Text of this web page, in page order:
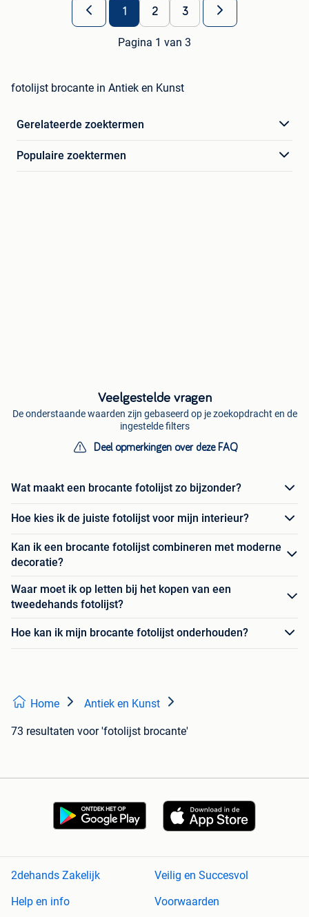
1 2 3
Pagina 1 van 3
fotolijst brocante in Antiek en Kunst
Gerelateerde zoektermen
Populaire zoektermen
Veelgestelde vragen
De onderstaande waarden zijn gebaseerd op je zoekopdracht en de
ingestelde filters
Deel opmerkingen over deze FAQ
Wat maakt een brocante fotolijst zo bijzonder?
Hoe kies ik de juiste fotolijst voor mijn interieur?
Kan ik een brocante fotolijst combineren met moderne
decoratie?
Waar moet ik op letten bij het kopen van een
tweedehands fotolijst?
Hoe kan ik mijn brocante fotolijst onderhouden?
Home Antiek en Kunst
73 resultaten voor 'fotolijst brocante'
2dehands Zakelijk
Veilig en Succesvol
Help en info
Voorwaarden